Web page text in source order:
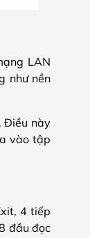
LAN
như nền
Điều này
vào tập
4 tiếp
đầu đọc